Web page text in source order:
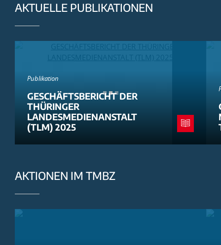
AKTUELLE PUBLIKATIONEN
Publikation
GESCHÄFTSBERICHT DER
THÜRINGER
LANDESMEDIENANSTALT
(TLM) 2025
AKTIONEN IM TMBZ